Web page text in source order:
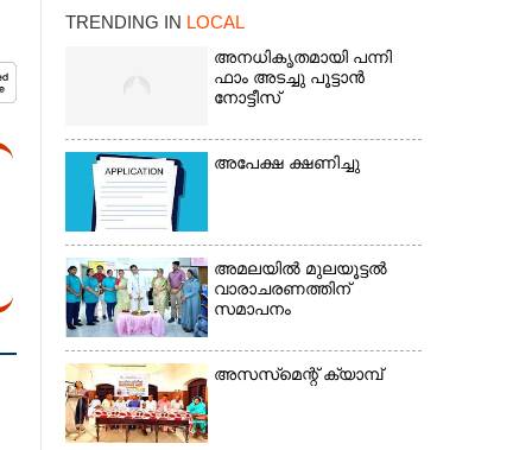
TRENDING IN LOCAL
അനധികൃതമായി പന്നി
ഫാം അടച്ചു പൂട്ടാൻ
നോട്ടീസ്
അപേക്ഷ ക്ഷണിച്ചു
അമലയിൽ മുലയൂട്ടൽ
വാരാചരണത്തിന്
സമാപനം
അസസ്‌മെന്റ് ക്യാമ്പ്
×